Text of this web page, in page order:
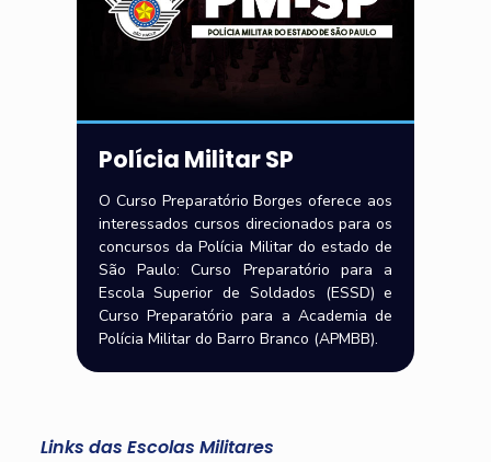
Polícia Militar SP
O Curso Preparatório Borges oferece aos
interessados cursos direcionados para os
concursos da Polícia Militar do estado de
São Paulo: Curso Preparatório para a
Escola Superior de Soldados (ESSD) e
Curso Preparatório para a Academia de
Polícia Militar do Barro Branco (APMBB).
Links das Escolas Militares